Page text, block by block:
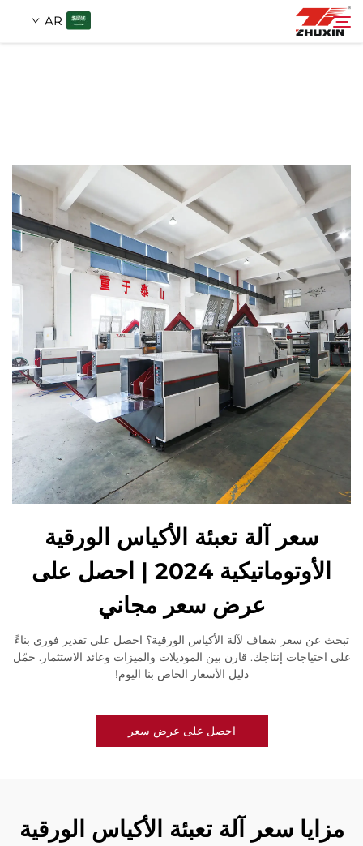
AR
شركة
أخبار
اتصل
الأسئلة الشائعة
سعر آلة تعبئة الأكياس الورقية
الأوتوماتيكية 2024 | احصل على
عرض سعر مجاني
تبحث عن سعر شفاف لآلة الأكياس الورقية؟ احصل على تقدير فوري بناءً
على احتياجات إنتاجك. قارن بين الموديلات والميزات وعائد الاستثمار. حمّل
دليل الأسعار الخاص بنا اليوم!
احصل على عرض سعر
مزايا سعر آلة تعبئة الأكياس الورقية